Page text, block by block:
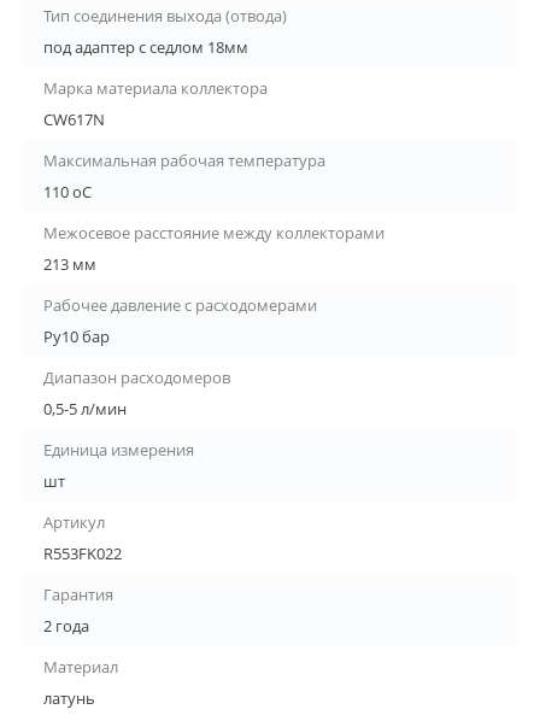
Тип соединения выхода (отвода)
под адаптер с седлом 18мм
Марка материала коллектора
CW617N
Максимальная рабочая температура
110 оС
Межосевое расстояние между коллекторами
213 мм
Рабочее давление с расходомерами
Ру10 бар
Диапазон расходомеров
0,5-5 л/мин
Единица измерения
шт
Артикул
R553FK022
Гарантия
2 года
Материал
латунь